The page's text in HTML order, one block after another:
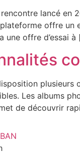
lancé en
offre un
une offre d’essai à
plusieurs
Les albums
de découvrir